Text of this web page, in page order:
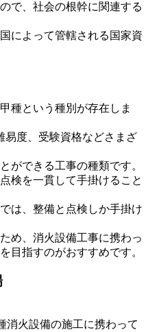
で、社会の根幹に関連する
によって管轄される国家資
種という種別が存在しま
易度、受験資格などさまざ
ができる工事の種類です。
検を一貫して手掛けること
は、整備と点検しか手掛け
め、消火設備工事に携わっ
目指すのがおすすめです。
消火設備の施工に携わって